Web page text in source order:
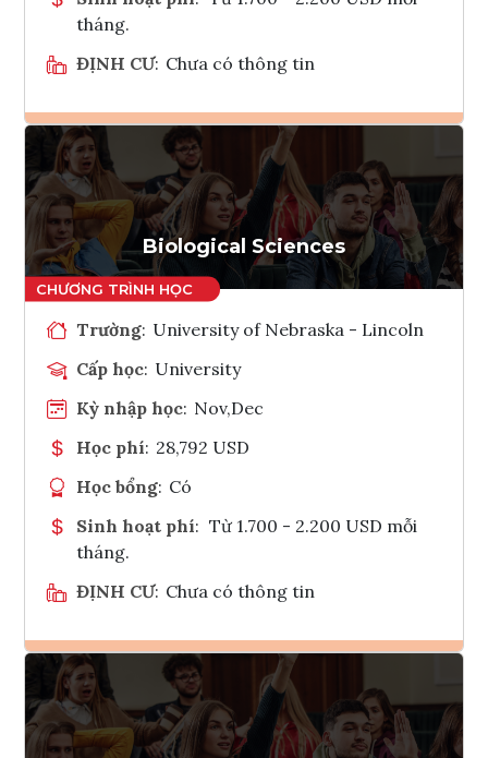
tháng.
ĐỊNH CƯ: Chưa có thông tin
Ghi danh
Tham vấn Interlink
Biological Sciences
Trường: University of Nebraska - Lincoln
Cấp học: University
Kỳ nhập học: Nov,Dec
Học phí: 28,792 USD
Học bổng: Có
Sinh hoạt phí: Từ 1.700 - 2.200 USD mỗi
tháng.
ĐỊNH CƯ: Chưa có thông tin
Ghi danh
Tham vấn Interlink